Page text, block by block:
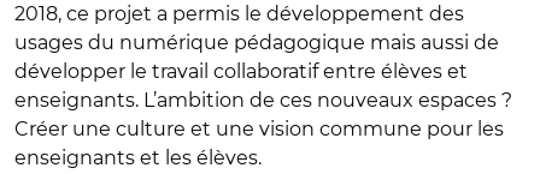
2018, ce projet a permis le développement des
usages du numérique pédagogique mais aussi de
développer le travail collaboratif entre élèves et
enseignants. L’ambition de ces nouveaux espaces ?
Créer une culture et une vision commune pour les
enseignants et les élèves.